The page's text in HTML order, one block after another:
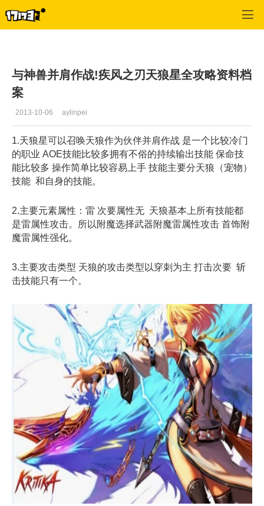
与神兽并肩作战!疾风之刃天狼星全攻略资料档
案
2013-10-06 aylinpei
1.天狼星可以召唤天狼作为伙伴并肩作战 是一个比较冷门
的职业 AOE技能比较多拥有不俗的持续输出技能 保命技
能比较多 操作简单比较容易上手 技能主要分天狼（宠物）
技能 和自身的技能。
2.主要元素属性：雷 次要属性无 天狼基本上所有技能都
是雷属性攻击。所以附魔选择武器附魔雷属性攻击 首饰附
魔雷属性强化。
3.主要攻击类型 天狼的攻击类型以穿刺为主 打击次要 斩
击技能只有一个。